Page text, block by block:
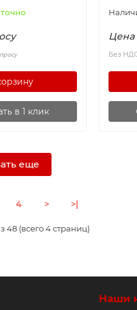
в 1 клик
Цена
Без
еще
4 > >|
48 (всего 4 страниц)
Наши